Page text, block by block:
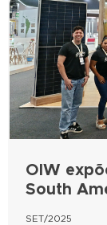
OIW
South
SET/2025